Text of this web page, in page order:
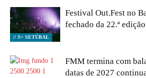
// S+ SETÚBAL
Festival Out.Fest no
fechado da 22.ª edição
FMM termina com
datas de 2027